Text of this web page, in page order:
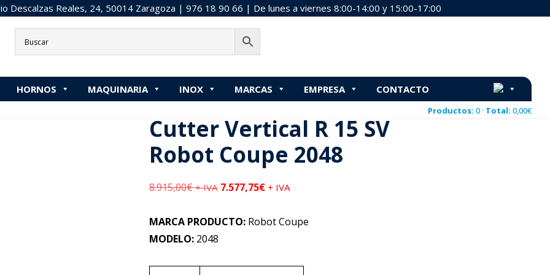
Descalzas Reales, 24, 50014 Zaragoza | 976 18 90 66 | De lunes a viernes 8:00-14:00 y 15:00-17:00
HORNOS MAQUINARIA INOX MARCAS EMPRESA CONTACTO
Productos: 0 · Total: 0,00€
Inicio»Cutter»Cutter Vertical R 15 SV Robot Coupe 2048
aquí:Inicio MAQUINARIA /Cutter Vertical R 15 SV Robot Coupe 2048
Cutter Vertical R 15 SV
Robot Coupe 2048
8.915,00€ + IVA 7.577,75€ + IVA
MARCA PRODUCTO: Robot Coupe
MODELO: 2048